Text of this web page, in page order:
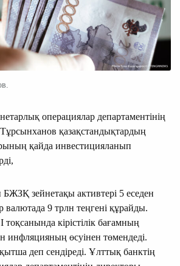
операциялар департаментінің
қазақстандықтардың
қайда инвестицияланып
зейнетақы активтері 5 еседен
валютада 9 трлн теңгені құрайды.
кірістілік бағамның
өсуінен төмендеді.
деп сендіреді. Ұлттық банктің